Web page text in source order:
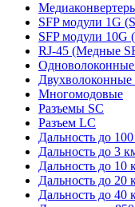
SFP модули 1G
SFP модули 10G
RJ-45 (Медные
Двухволоконные
Многомодовые
Разъемы SC
Разъем LC
Дальность до
Дальность до 3
Дальность до 10
Дальность до 20
Дальность до 40